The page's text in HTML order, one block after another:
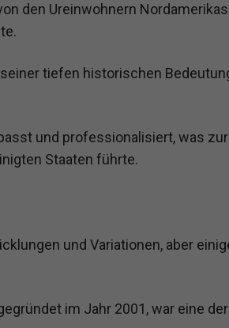
den Ureinwohnern
tiefen historischen
und professionalisiert, was
Staaten führte.
und Variationen, aber
im Jahr 2001, war eine